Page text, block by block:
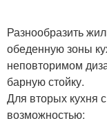
Разнообразить
обеденную зоны
неповторимом
барную стойку.
Для вторых кухня
возможностью: